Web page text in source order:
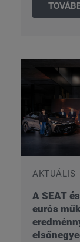
AKTUÁLIS
A SEAT
eurós